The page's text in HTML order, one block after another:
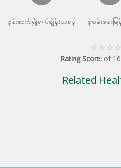
ဖုန်းဆက်၍ရက်ချိန်းယူရန် စုံစမ်းမေးမြ
Rating Score: of 10
Related